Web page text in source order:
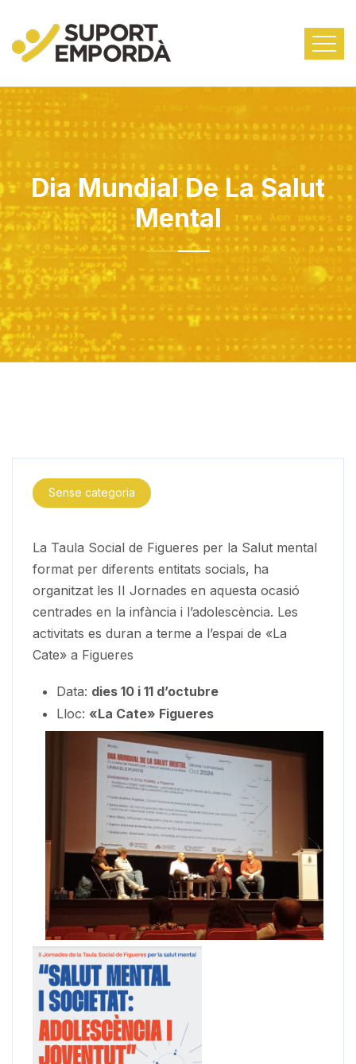
Dia Mundial De La Salut
Mental
Sense categoria
La Taula Social de Figueres per la Salut mental
format per diferents entitats socials, ha
organitzat les II Jornades en aquesta ocasió
centrades en la infància i l’adolescència. Les
activitats es duran a terme a l’espai de «La
Cate» a Figueres
Data: dies 10 i 11 d’octubre
Lloc: «La Cate» Figueres